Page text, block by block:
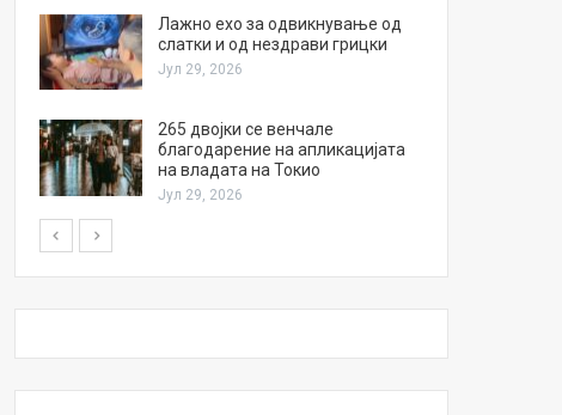
Лажно ехо за одвикнување од
слатки и од нездрави грицки
Јул 29, 2026
265 двојки се венчале
благодарение на апликацијата
на владата на Токио
Јул 29, 2026